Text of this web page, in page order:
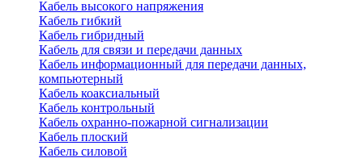
Кабель высокого напряжения
Кабель гибкий
Кабель гибридный
Кабель для связи и передачи данных
Кабель информационный для передачи данных,
компьютерный
Кабель коаксиальный
Кабель контрольный
Кабель охранно-пожарной сигнализации
Кабель плоский
Кабель силовой